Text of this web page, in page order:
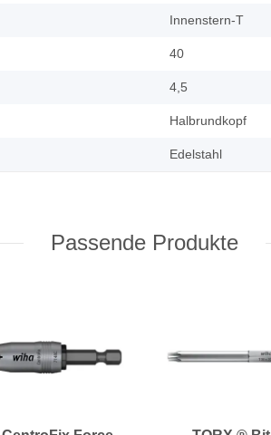
Innenstern-T
40
4,5
Halbrundkopf
Edelstahl
Passende Produkte